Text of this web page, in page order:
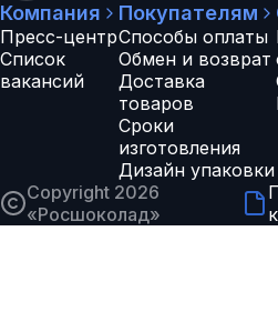
Компания
Пресс-центр
Список
вакансий
Покупателям
Способы оплаты
Обмен и возврат
Доставка
товаров
Сроки
изготовления
Дизайн упаковки
Copyright 2026
«Росшоколад»